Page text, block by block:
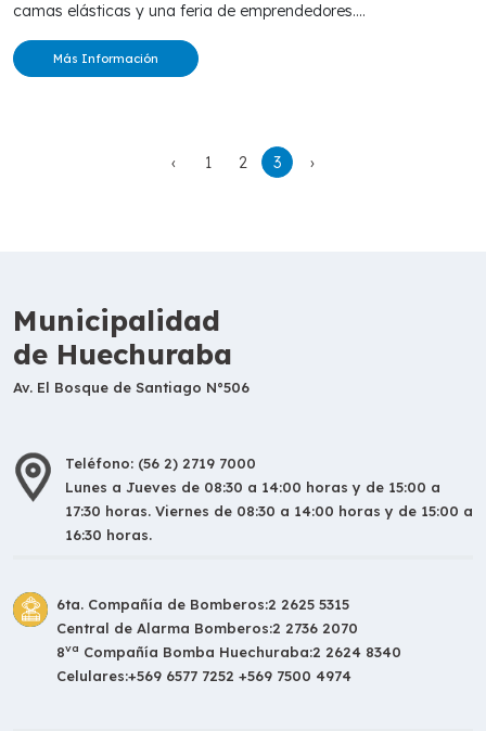
camas elásticas y una feria de emprendedores....
Más Información
‹ 1 2 3 ›
Municipalidad
de Huechuraba
Av. El Bosque de Santiago N°506
Teléfono: (56 2) 2719 7000
Lunes a Jueves de 08:30 a 14:00 horas y de 15:00 a
17:30 horas. Viernes de 08:30 a 14:00 horas y de 15:00 a
16:30 horas.
6ta. Compañía de Bomberos:2 2625 5315
Central de Alarma Bomberos:2 2736 2070
8va Compañía Bomba Huechuraba:2 2624 8340
Celulares:+569 6577 7252 +569 7500 4974